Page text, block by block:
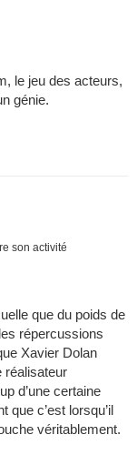
le jeu des acteurs,
génie.
son activité
que du poids de
répercussions
Xavier Dolan
réalisateur
d’une certaine
que c’est lorsqu’il
véritablement.